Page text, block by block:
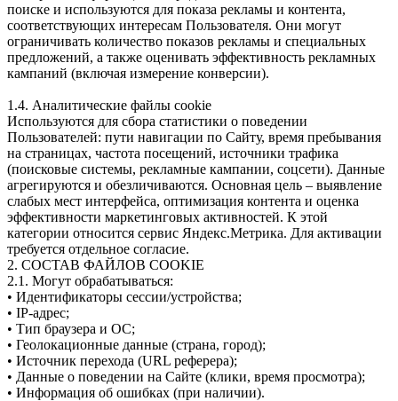
поиске и используются для показа рекламы и контента,
соответствующих интересам Пользователя. Они могут
ограничивать количество показов рекламы и специальных
предложений, а также оценивать эффективность рекламных
кампаний (включая измерение конверсии).
1.4. Аналитические файлы cookie
Используются для сбора статистики о поведении
Пользователей: пути навигации по Сайту, время пребывания
на страницах, частота посещений, источники трафика
(поисковые системы, рекламные кампании, соцсети). Данные
агрегируются и обезличиваются. Основная цель – выявление
слабых мест интерфейса, оптимизация контента и оценка
эффективности маркетинговых активностей. К этой
категории относится сервис Яндекс.Метрика. Для активации
требуется отдельное согласие.
2. СОСТАВ ФАЙЛОВ COOKIE
2.1. Могут обрабатываться:
• Идентификаторы сессии/устройства;
• IP-адрес;
• Тип браузера и ОС;
• Геолокационные данные (страна, город);
• Источник перехода (URL реферера);
• Данные о поведении на Сайте (клики, время просмотра);
• Информация об ошибках (при наличии).